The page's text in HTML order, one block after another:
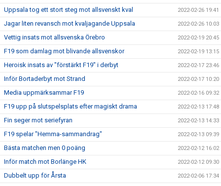
Uppsala tog ett stort steg mot allsvenskt kval 2022-02-26 19:41
Jagar liten revansch mot kvaljagande Uppsala 2022-02-26 10:03
Vettig insats mot allsvenska Örebro 2022-02-19 20:45
F19 som damlag mot blivande allsvenskor 2022-02-19 13:15
Heroisk insats av "förstärkt F19" i derbyt 2022-02-17 23:46
Inför Bortaderbyt mot Strand 2022-02-17 10:20
Media uppmärksammar F19 2022-02-16 09:32
F19 upp på slutspelsplats efter magiskt drama 2022-02-13 17:48
Fin seger mot seriefyran 2022-02-13 14:33
F19 spelar "Hemma-sammandrag" 2022-02-13 09:39
Bästa matchen men 0 poäng 2022-02-12 16:02
Inför match mot Borlänge HK 2022-02-12 09:30
Dubbelt upp för Årsta 2022-02-06 17:34